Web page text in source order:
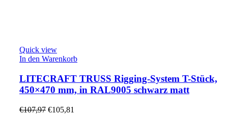
Quick view
In den Warenkorb
LITECRAFT TRUSS Rigging-System T-Stück,
450×470 mm, in RAL9005 schwarz matt
€107,97 €105,81